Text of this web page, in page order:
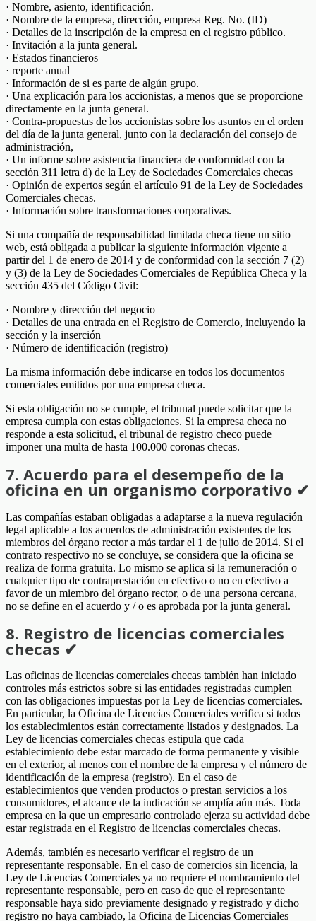
· Nombre, asiento, identificación.
· Nombre de la empresa, dirección, empresa Reg. No. (ID)
· Detalles de la inscripción de la empresa en el registro público.
· Invitación a la junta general.
· Estados financieros
· reporte anual
· Información de si es parte de algún grupo.
· Una explicación para los accionistas, a menos que se proporcione
directamente en la junta general.
· Contra-propuestas de los accionistas sobre los asuntos en el orden
del día de la junta general, junto con la declaración del consejo de
administración,
· Un informe sobre asistencia financiera de conformidad con la
sección 311 letra d) de la Ley de Sociedades Comerciales checas
· Opinión de expertos según el artículo 91 de la Ley de Sociedades
Comerciales checas.
· Información sobre transformaciones corporativas.
Si una compañía de responsabilidad limitada checa tiene un sitio
web, está obligada a publicar la siguiente información vigente a
partir del 1 de enero de 2014 y de conformidad con la sección 7 (2)
y (3) de la Ley de Sociedades Comerciales de República Checa y la
sección 435 del Código Civil:
· Nombre y dirección del negocio
· Detalles de una entrada en el Registro de Comercio, incluyendo la
sección y la inserción
· Número de identificación (registro)
La misma información debe indicarse en todos los documentos
comerciales emitidos por una empresa checa.
Si esta obligación no se cumple, el tribunal puede solicitar que la
empresa cumpla con estas obligaciones. Si la empresa checa no
responde a esta solicitud, el tribunal de registro checo puede
imponer una multa de hasta 100.000 coronas checas.
7. Acuerdo para el desempeño de la
oficina en un organismo corporativo ✔
Las compañías estaban obligadas a adaptarse a la nueva regulación
legal aplicable a los acuerdos de administración existentes de los
miembros del órgano rector a más tardar el 1 de julio de 2014. Si el
contrato respectivo no se concluye, se considera que la oficina se
realiza de forma gratuita. Lo mismo se aplica si la remuneración o
cualquier tipo de contraprestación en efectivo o no en efectivo a
favor de un miembro del órgano rector, o de una persona cercana,
no se define en el acuerdo y / o es aprobada por la junta general.
8. Registro de licencias comerciales
checas ✔
Las oficinas de licencias comerciales checas también han iniciado
controles más estrictos sobre si las entidades registradas cumplen
con las obligaciones impuestas por la Ley de licencias comerciales.
En particular, la Oficina de Licencias Comerciales verifica si todos
los establecimientos están correctamente listados y designados. La
Ley de licencias comerciales checas estipula que cada
establecimiento debe estar marcado de forma permanente y visible
en el exterior, al menos con el nombre de la empresa y el número de
identificación de la empresa (registro). En el caso de
establecimientos que venden productos o prestan servicios a los
consumidores, el alcance de la indicación se amplía aún más. Toda
empresa en la que un empresario controlado ejerza su actividad debe
estar registrada en el Registro de licencias comerciales checas.
Además, también es necesario verificar el registro de un
representante responsable. En el caso de comercios sin licencia, la
Ley de Licencias Comerciales ya no requiere el nombramiento del
representante responsable, pero en caso de que el representante
responsable haya sido previamente designado y registrado y dicho
registro no haya cambiado, la Oficina de Licencias Comerciales